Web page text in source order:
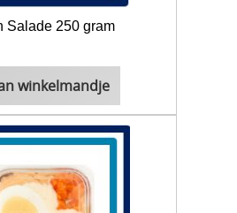
Salade 250 gram
winkelmandje